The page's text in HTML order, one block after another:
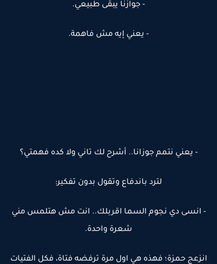
- جوازنا يبقى طبيعي.
- يعني إيه مش فاهمة.
- يعني نتمم جوزانا.. أشرح لك تاني ولا كده فهمتي؟
لترد باندفاع وتقول بدون تفكير:
- انسى دي نجوم السما اقربلك.. انت مش هتلمس مني
شعرة واحدة.
انزعج حمزة؛ فهذه هي اول مرة ترفضه فتاة، فكل الفتيات